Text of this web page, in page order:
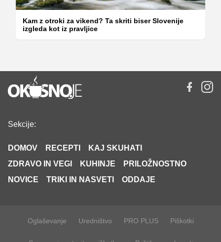
Kam z otroki za vikend? Ta skriti biser Slovenije
izgleda kot iz pravljice
Sekcije:
DOMOV RECEPTI
KAJ SKUHATI
ZDRAVO IN VEGI
KUHINJE
PRILOŽNOSTNO
NOVICE
TRIKI IN NASVETI ODDAJE
Oglaševanje Uredništvo PRO PLUS Piškotki